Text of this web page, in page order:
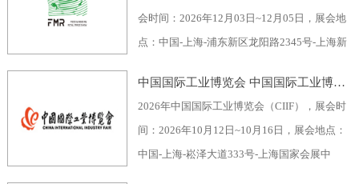
人，参展商数量及参展品牌达到400家。2026
全球消费电子展暨深圳国际消费电子展览
会“GCE”，致力于为全球消费电子生产企业、
会时间：2026年12月03日~12月05日，展会地
点：中国-上海-浦东新区龙阳路2345号-上海新
企业协会自有品牌专业委员会，举办周期：一
年一届，展会面积：70000平米，参展观众：
30000人，参展商数量及参展品牌达到1500
家。中国零售生鲜食材展览会FMR（国际生鲜
中国国际工业博览会 中国国际工业博览会 CIIF
2026年中国国际工业博览会（CIIF），展会时
间：2026年10月12日~10月16日，展会地点：
中国-上海-崧泽大道333号-上海国家会展中